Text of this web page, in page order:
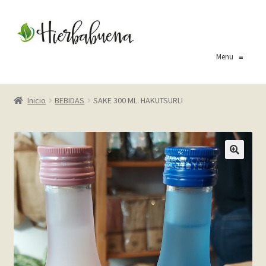
aal
Menu≡
Inicio
Blog
Carrito
Cart
Inicio BEBIDAS SAKE 300 ML. HAKUTSURLI